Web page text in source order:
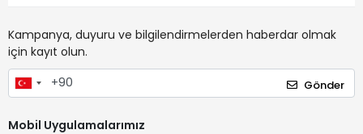
Kampanya, duyuru ve bilgilendirmelerden haberdar olmak
için kayıt olun.
Gönder
Mobil Uygulamalarımız